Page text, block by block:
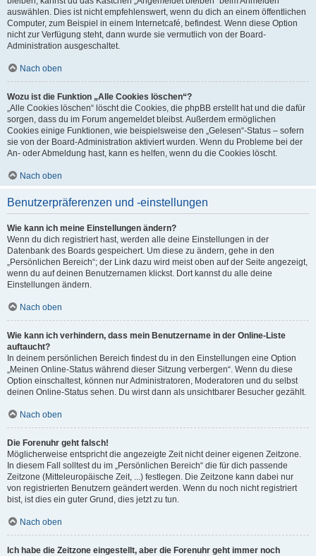
auswählen. Dies ist nicht empfehlenswert, wenn du dich an einem öffentlichen
Computer, zum Beispiel in einem Internetcafé, befindest. Wenn diese Option
nicht zur Verfügung steht, dann wurde sie vermutlich von der Board-
Administration ausgeschaltet.
Nach oben
Wozu ist die Funktion „Alle Cookies löschen“?
„Alle Cookies löschen“ löscht die Cookies, die phpBB erstellt hat und die dafür
sorgen, dass du im Forum angemeldet bleibst. Außerdem ermöglichen
Cookies einige Funktionen, wie beispielsweise den „Gelesen“-Status – sofern
sie von der Board-Administration aktiviert wurden. Wenn du Probleme bei der
An- oder Abmeldung hast, kann es helfen, wenn du die Cookies löscht.
Nach oben
Benutzerpräferenzen und -einstellungen
Wie kann ich meine Einstellungen ändern?
Wenn du dich registriert hast, werden alle deine Einstellungen in der
Datenbank des Boards gespeichert. Um diese zu ändern, gehe in den
„Persönlichen Bereich“; der Link dazu wird meist oben auf der Seite angezeigt,
wenn du auf deinen Benutzernamen klickst. Dort kannst du alle deine
Einstellungen ändern.
Nach oben
Wie kann ich verhindern, dass mein Benutzername in der Online-Liste
auftaucht?
In deinem persönlichen Bereich findest du in den Einstellungen eine Option
„Meinen Online-Status während dieser Sitzung verbergen“. Wenn du diese
Option einschaltest, können nur Administratoren, Moderatoren und du selbst
deinen Online-Status sehen. Du wirst dann als unsichtbarer Besucher gezählt.
Nach oben
Die Forenuhr geht falsch!
Möglicherweise entspricht die angezeigte Zeit nicht deiner eigenen Zeitzone.
In diesem Fall solltest du im „Persönlichen Bereich“ die für dich passende
Zeitzone (Mitteleuropäische Zeit, ...) festlegen. Die Zeitzone kann dabei nur
von registrierten Benutzern geändert werden. Wenn du noch nicht registriert
bist, ist dies ein guter Grund, dies jetzt zu tun.
Nach oben
Ich habe die Zeitzone eingestellt, aber die Forenuhr geht immer noch